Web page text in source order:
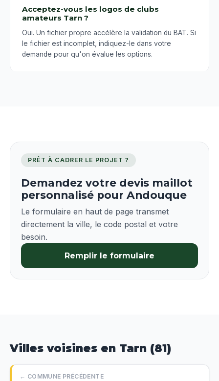
Acceptez-vous les logos de clubs
amateurs Tarn ?
Oui. Un fichier propre accélère la validation du BAT. Si
le fichier est incomplet, indiquez-le dans votre
demande pour qu'on évalue les options.
PRÊT À CADRER LE PROJET ?
Demandez votre devis maillot
personnalisé pour Andouque
Le formulaire en haut de page transmet
directement la ville, le code postal et votre
besoin.
Remplir le formulaire
Villes voisines en Tarn (81)
← COMMUNE PRÉCÉDENTE